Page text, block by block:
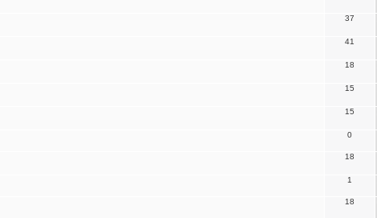
37
41
18
15
15
0
18
1
18